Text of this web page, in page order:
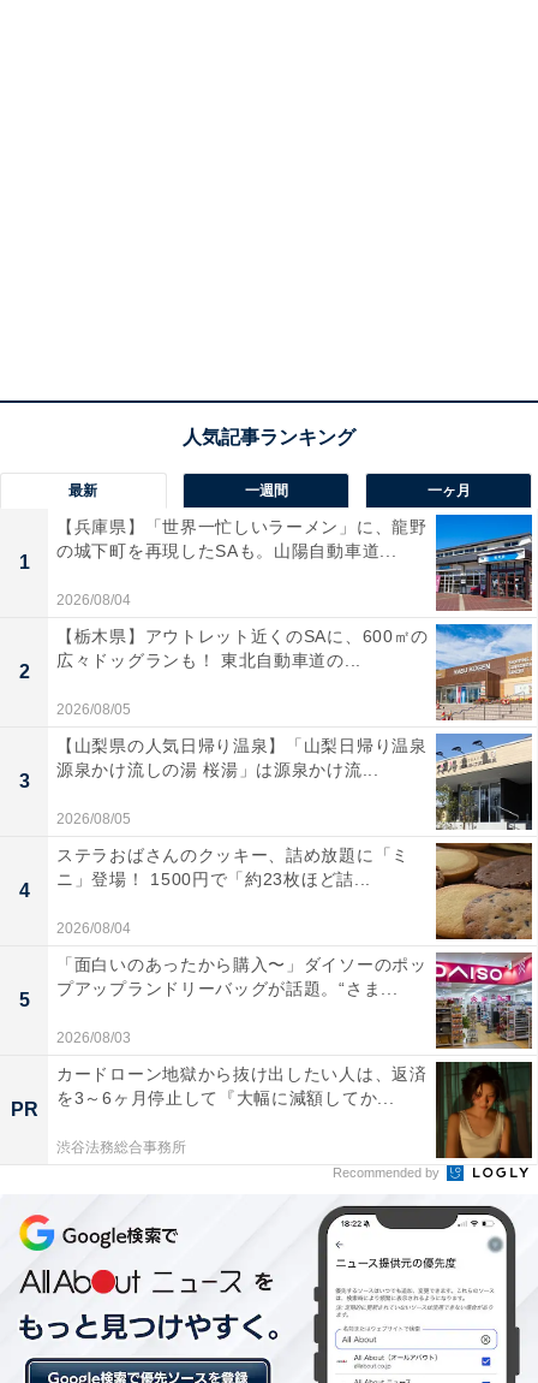
最新 一週間 一ヶ月
1
【兵庫県】「世界一忙しいラーメン」に、龍野
の城下町を再現したSAも。山陽自動車道...
2026/08/04
2
【栃木県】アウトレット近くのSAに、600㎡の
広々ドッグランも！ 東北自動車道の...
2026/08/05
3
【山梨県の人気日帰り温泉】「山梨日帰り温泉
源泉かけ流しの湯 桜湯」は源泉かけ流...
2026/08/05
4
ステラおばさんのクッキー、詰め放題に「ミ
ニ」登場！ 1500円で「約23枚ほど詰...
2026/08/04
5
「面白いのあったから購入〜」ダイソーのポッ
プアップランドリーバッグが話題。“さま...
2026/08/03
PR
カードローン地獄から抜け出したい人は、返済
を3～6ヶ月停止して『大幅に減額してか...
渋谷法務総合事務所
Recommended by